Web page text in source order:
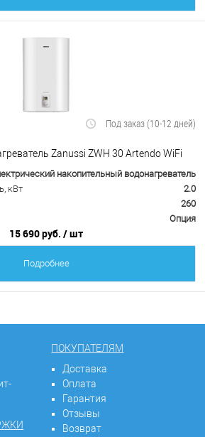
Под заказ (10-12 дней)
Zanussi ZWH 30 Artendo WiFi
накопительный водонагреватель
кВт
2.0
260
Опция
15 690 руб. / шт
Подробнее
ПОКУПАТЕЛЯМ
Доставка
Оплата
Гарантия
Отзывы
Возврат